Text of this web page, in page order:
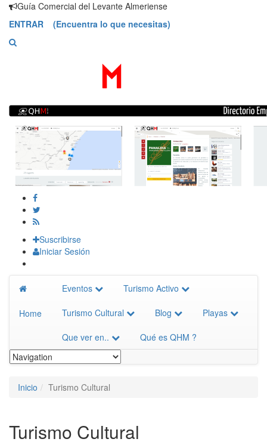
SaltarGuía Comercial del Levante Almeriense
ENTRAR (Encuentra lo que necesitas)
Suscribirse
Iniciar Sesión
Home
Eventos Turismo Activo
Turismo Cultural Blog Playas
Que ver en.. Qué es QHM ?
Inicio Turismo Cultural
Turismo Cultural